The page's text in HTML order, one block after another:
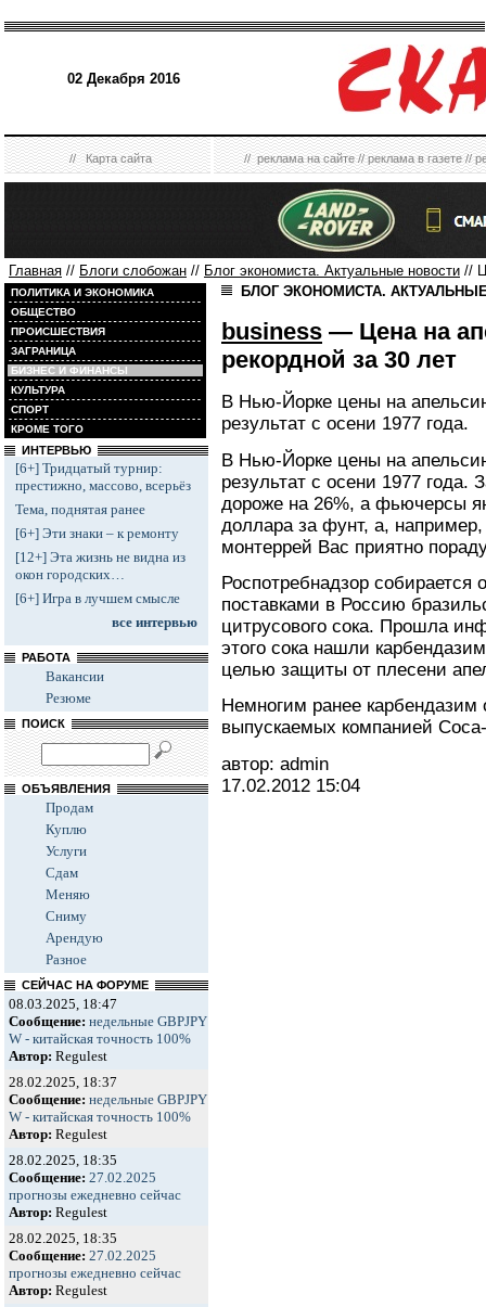
02 Декабря 2016
//Карта сайта //реклама на сайте//реклама в газете//
Главная // Блоги слобожан // Блог экономиста. Актуальные новости //
ПОЛИТИКА И ЭКОНОМИКА
ОБЩЕСТВО
ПРОИСШЕСТВИЯ
ЗАГРАНИЦА
БИЗНЕС И ФИНАНСЫ
КУЛЬТУРА
СПОРТ
КРОМЕ ТОГО
ИНТЕРВЬЮ
[6+] Тридцатый турнир:
престижно, массово, всерьёз
Тема, поднятая ранее
[6+] Эти знаки – к ремонту
[12+] Эта жизнь не видна из
окон городских…
[6+] Игра в лучшем смысле
все интервью
РАБОТА
Вакансии
Резюме
ПОИСК
ОБЪЯВЛЕНИЯ
Продам
Куплю
Услуги
Сдам
Меняю
Сниму
Арендую
Разное
СЕЙЧАС НА ФОРУМЕ
08.03.2025, 18:47
Сообщение: недельные GBPJPY
W - китайская точность 100%
Автор: Regulest
28.02.2025, 18:37
Сообщение: недельные GBPJPY
W - китайская точность 100%
Автор: Regulest
28.02.2025, 18:35
Сообщение: 27.02.2025
прогнозы ежедневно сейчас
Автор: Regulest
28.02.2025, 18:35
Сообщение: 27.02.2025
прогнозы ежедневно сейчас
Автор: Regulest
БЛОГ ЭКОНОМИСТА.
business — Цена на
рекордной за 30 лет
В Нью-Йорке цены на
результат с осени 1977 года.
В Нью-Йорке цены на
результат с осени 1977 года.
дороже на 26%, а фьючерсы
доллара за фунт, а,
монтеррей Вас приятно
Роспотребнадзор собирается
поставками в Россию
цитрусового сока. Прошла
этого сока нашли
целью защиты от плесени
Немногим ранее
выпускаемых компанией
автор: admin
17.02.2012 15:04